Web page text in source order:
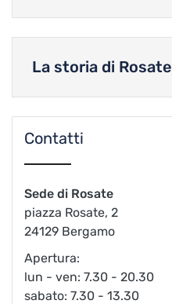
La storia di Rosate
Contatti
Sede di Rosate
piazza Rosate, 2
24129 Bergamo
Apertura:
lun - ven: 7.30 - 20.30
sabato: 7.30 - 13.30